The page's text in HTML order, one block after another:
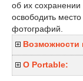
об их
освободить
фотографий.
Возможности
О Portable: